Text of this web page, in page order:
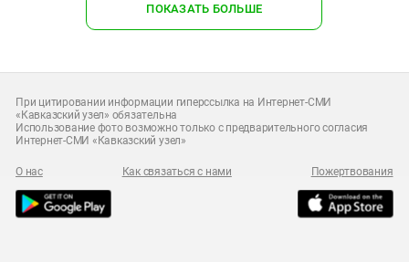
ПОКАЗАТЬ БОЛЬШЕ
При цитировании информации гиперссылка на Интернет-СМИ
«Кавказский узел» обязательна
Использование фото возможно только с предварительного согласия
Интернет-СМИ «Кавказский узел»
О нас Как связаться с нами Пожертвования